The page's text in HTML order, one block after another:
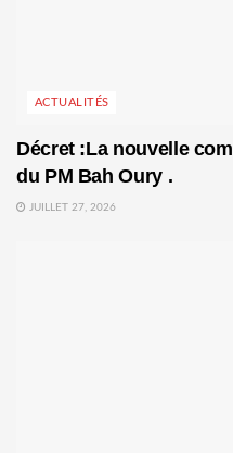
ACTUALITÉS
Décret :La nouvelle
du PM Bah Oury .
JUILLET 27, 2026